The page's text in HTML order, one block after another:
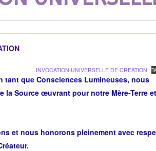
INVOCATION-UNIVERSELLE-DE-CREATION
tant que Consciences Lumineuses, nous
la Source œuvrant pour notre Mère-Terre
et nous honorons pleinement avec